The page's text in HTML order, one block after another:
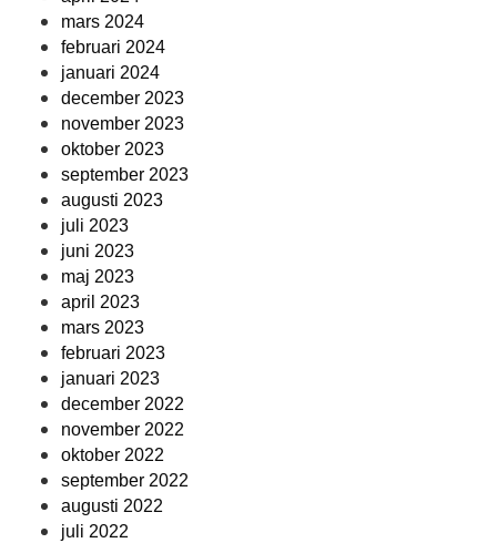
mars 2024
februari 2024
januari 2024
december 2023
november 2023
oktober 2023
september 2023
augusti 2023
juli 2023
juni 2023
maj 2023
april 2023
mars 2023
februari 2023
januari 2023
december 2022
november 2022
oktober 2022
september 2022
augusti 2022
juli 2022